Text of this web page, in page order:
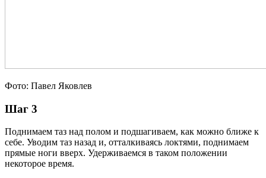
Фото: Павел Яковлев
Шаг 3
Поднимаем таз над полом и подшагиваем, как можно ближе к
себе. Уводим таз назад и, отталкиваясь локтями, поднимаем
прямые ноги вверх. Удерживаемся в таком положении
некоторое время.